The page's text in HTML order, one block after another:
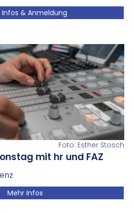
Infos & Anmeldung
Foto: Esther Stosch
mit hr und FAZ
Mehr Infos